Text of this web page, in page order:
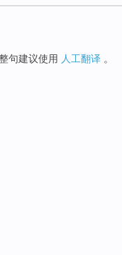
句建议使用 人工翻译 。